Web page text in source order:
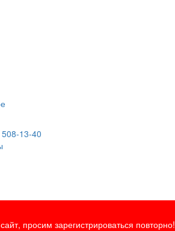
13-40
просим зарегистрироваться повторно!